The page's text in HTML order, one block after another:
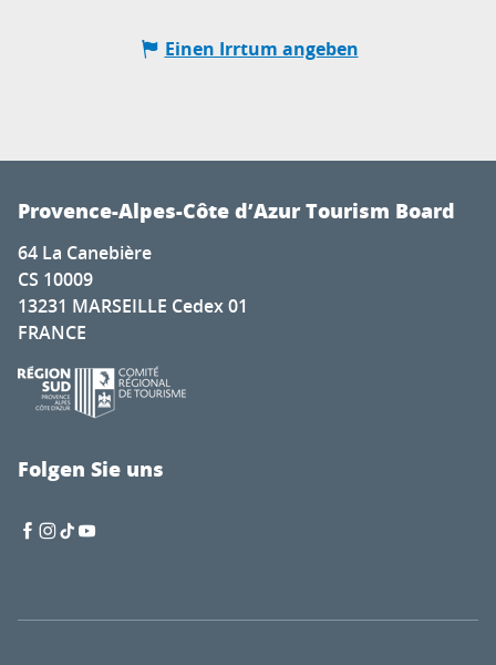
Einen Irrtum angeben
Provence-Alpes-Côte d’Azur Tourism Board
64 La Canebière
CS 10009
13231 MARSEILLE Cedex 01
FRANCE
Folgen Sie uns